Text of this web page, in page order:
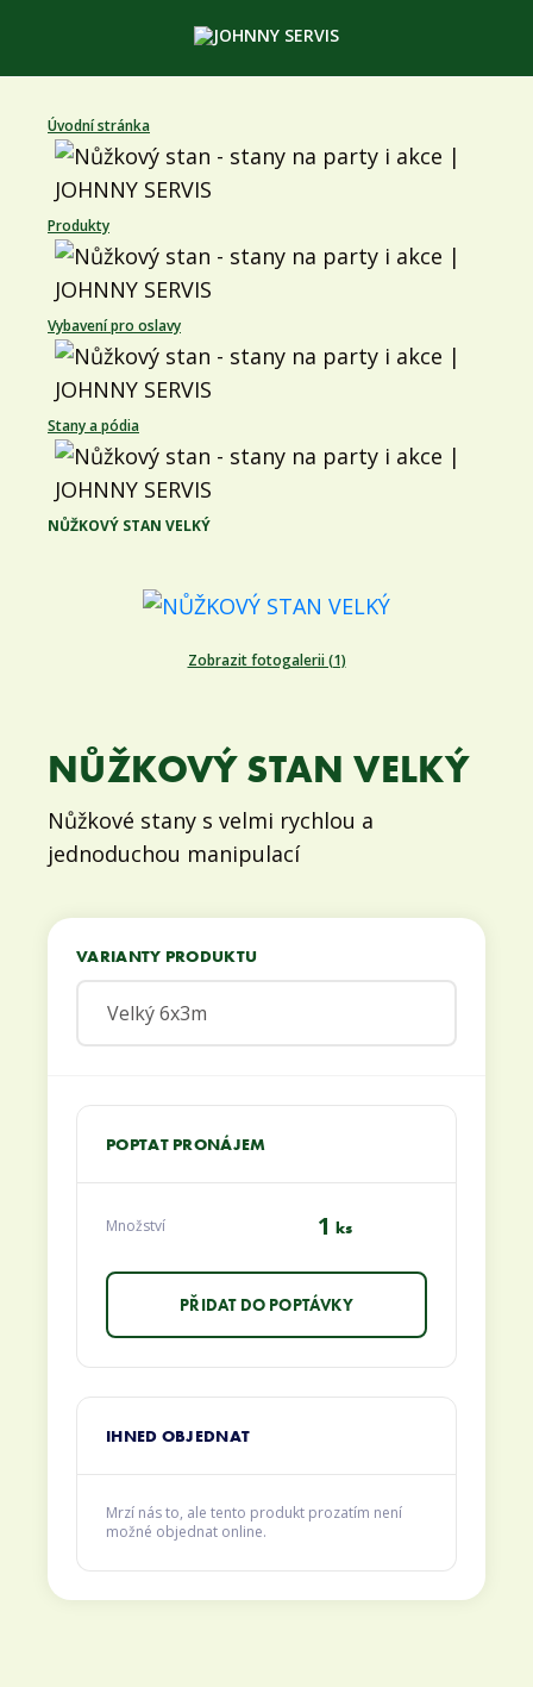
Úvodní stránka
Produkty
Vybavení pro oslavy
Stany a pódia
NŮŽKOVÝ STAN VELKÝ
Zobrazit fotogalerii (1)
NŮŽKOVÝ STAN VELKÝ
Nůžkové stany s velmi rychlou a
jednoduchou manipulací
VARIANTY PRODUKTU
Velký 6x3m
POPTAT PRONÁJEM
Množství 1 ks
IHNED OBJEDNAT
Mrzí nás to, ale tento produkt prozatím není
možné objednat online.